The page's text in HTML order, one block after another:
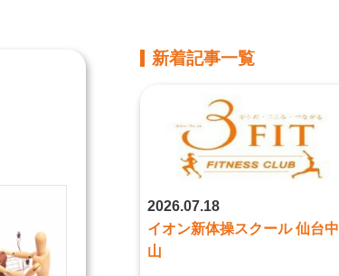
新着記事一覧
2026.07.18
イオン新体操スクール 仙台中
山